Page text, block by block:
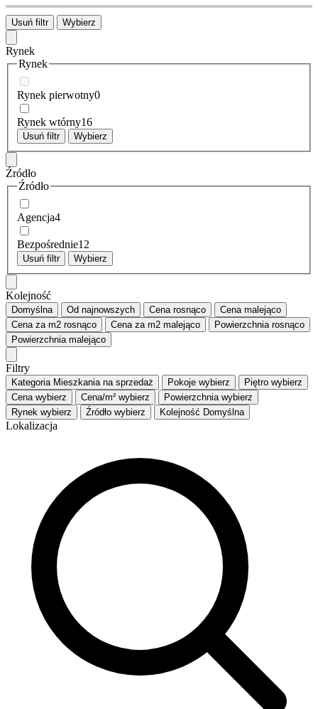
Usuń filtr Wybierz
Rynek
Rynek
Rynek pierwotny0
Rynek wtórny16
Usuń filtr Wybierz
Źródło
Źródło
Agencja4
Bezpośrednie12
Usuń filtr Wybierz
Kolejność
Domyślna Od najnowszych Cena rosnąco Cena malejąco
Cena za m2 rosnąco Cena za m2 malejąco Powierzchnia rosnąco
Powierzchnia malejąco
Filtry
Kategoria Mieszkania na sprzedaż Pokoje wybierz Piętro wybierz
Cena wybierz Cena/m² wybierz Powierzchnia wybierz
Rynek wybierz Źródło wybierz Kolejność Domyślna
Lokalizacja